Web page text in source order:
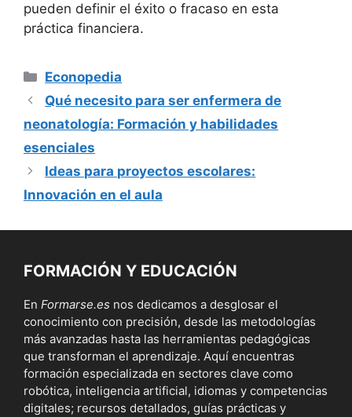
pueden definir el éxito o fracaso en esta
práctica financiera.
Categorías
Econopedia
Qué necesito para ser enfermera de
neonatología: Formación y habilidades
esenciales
Ideas para proyectos escolares:
Innovación en el aula
FORMACIÓN Y EDUCACIÓN
En Formarse.es nos dedicamos a desglosar el
conocimiento con precisión, desde las metodologías
más avanzadas hasta las herramientas pedagógicas
que transforman el aprendizaje. Aquí encuentras
formación especializada en sectores clave como
robótica, inteligencia artificial, idiomas y competencias
digitales; recursos detallados, guías prácticas y